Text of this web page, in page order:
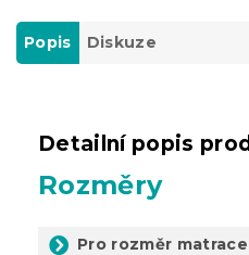
Popis Diskuze
Detailní popis
Rozměry
Pro rozměr